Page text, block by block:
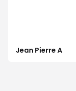
Jean Pierre A